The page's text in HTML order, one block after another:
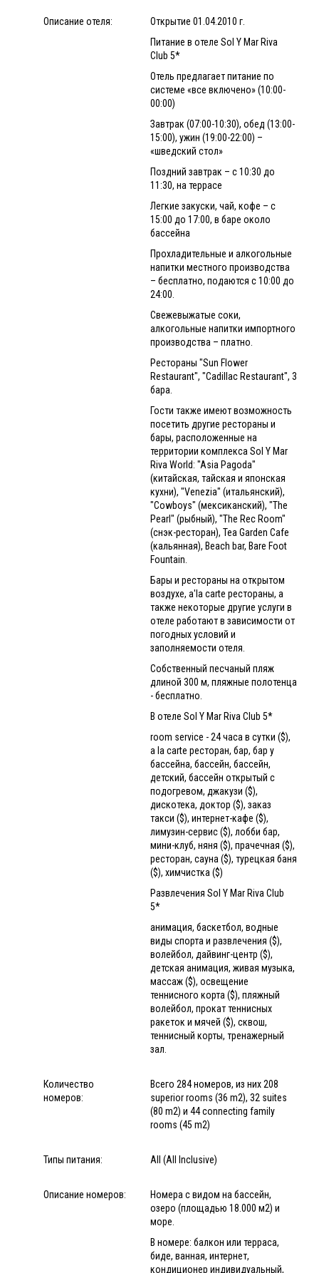
Описание отеля:
Открытие 01.04.2010 г.
Питание в отеле Sol Y Mar Riva
Club 5*
Отель предлагает питание по
системе «все включено» (10:00-
00:00)
Завтрак (07:00-10:30), обед (13:00-
15:00), ужин (19:00-22:00) –
«шведский стол»
Поздний завтрак – с 10:30 до
11:30, на террасе
Легкие закуски, чай, кофе – с
15:00 до 17:00, в баре около
бассейна
Прохладительные и алкогольные
напитки местного производства
– бесплатно, подаются с 10:00 до
24:00.
Свежевыжатые соки,
алкогольные напитки импортного
производства – платно.
Рестораны "Sun Flower
Restaurant", "Cadillac Restaurant", 3
бара.
Гости также имеют возможность
посетить другие рестораны и
бары, расположенные на
территории комплекса Sol Y Mar
Riva World: "Asia Pagoda"
(китайская, тайская и японская
кухни), "Venezia" (итальянский),
"Cowboys" (мексиканский), "The
Pearl" (рыбный), "The Rec Room"
(снэк-ресторан), Tea Garden Cafe
(кальянная), Beach bar, Bare Foot
Fountain.
Бары и рестораны на открытом
воздухе, a'la carte рестораны, а
также некоторые другие услуги в
отеле работают в зависимости от
погодных условий и
заполняемости отеля.
Собственный песчаный пляж
длиной 300 м, пляжные полотенца
- бесплатно.
В отеле Sol Y Mar Riva Club 5*
room service - 24 часа в сутки ($),
а la carte ресторан, бар, бар у
бассейна, бассейн, бассейн,
детский, бассейн открытый с
подогревом, джакузи ($),
дискотека, доктор ($), заказ
такси ($), интернет-кафе ($),
лимузин-сервис ($), лобби бар,
мини-клуб, няня ($), прачечная ($),
ресторан, сауна ($), турецкая баня
($), химчистка ($)
Развлечения Sol Y Mar Riva Club
5*
анимация, баскетбол, водные
виды спорта и развлечения ($),
волейбол, дайвинг-центр ($),
детская анимация, живая музыка,
массаж ($), освещение
теннисного корта ($), пляжный
волейбол, прокат теннисных
ракеток и мячей ($), сквош,
теннисный корты, тренажерный
зал.
Количество
номеров:
Всего 284 номеров, из них 208
superior rooms (36 m2), 32 suites
(80 m2) и 44 connecting family
rooms (45 m2)
Типы питания: All (All Inclusive)
Описание номеров:
Номера с видом на бассейн,
озеро (площадью 18.000 м2) и
море.
В номере: балкон или терраса,
биде, ванная, интернет,
кондиционер индивидуальный,